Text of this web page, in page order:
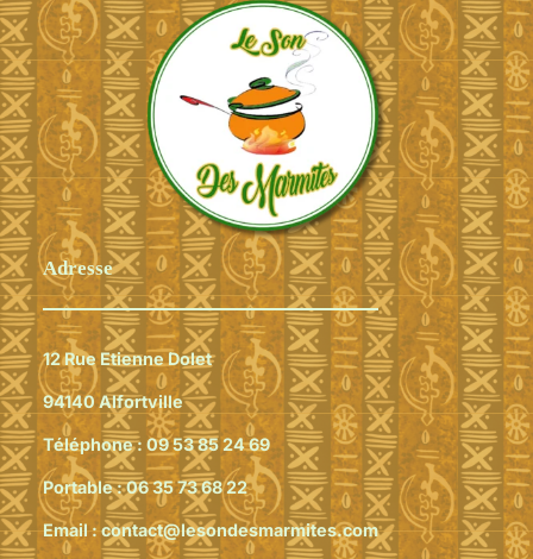
Adresse
12 Rue Etienne Dolet
94140 Alfortville
Téléphone : 09 53 85 24 69
Portable :06 35 73 68 22
Email :contact@lesondesmarmites.com